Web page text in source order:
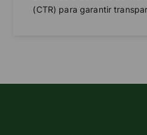
(CTR) para garantir